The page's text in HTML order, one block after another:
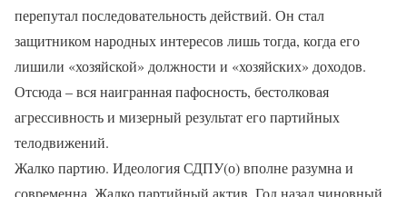
перепутал последовательность действий. Он стал
защитником народных интересов лишь тогда, когда его
лишили «хозяйской» должности и «хозяйских» доходов.
Отсюда – вся наигранная пафосность, бестолковая
агрессивность и мизерный результат его партийных
телодвижений.
Жалко партию. Идеология СДПУ(о) вполне разумна и
современна. Жалко партийный актив. Год назад чиновный